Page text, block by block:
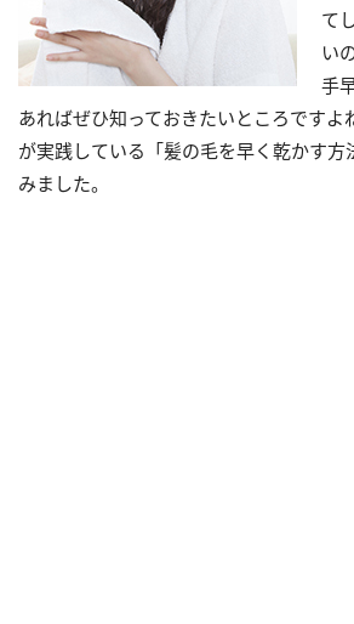
て
い
手
あればぜひ知っておきたいところですよ
が実践している「髪の毛を早く乾かす方
みました。